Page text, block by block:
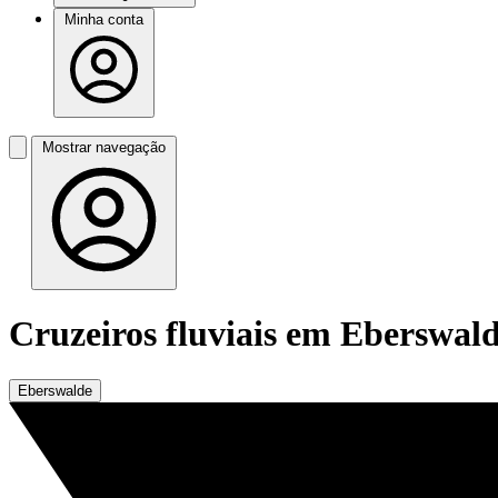
Minha conta
Mostrar navegação
Cruzeiros fluviais em
Eberswalde